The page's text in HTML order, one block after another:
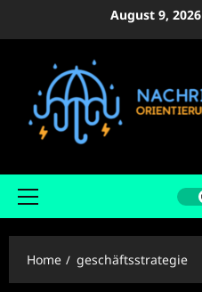
August 9, 2026
Primary
Home geschäftsstrategie